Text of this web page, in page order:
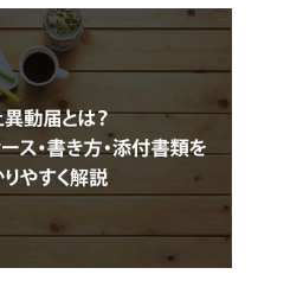
減ったとき
先が変わったとき
な内容
報